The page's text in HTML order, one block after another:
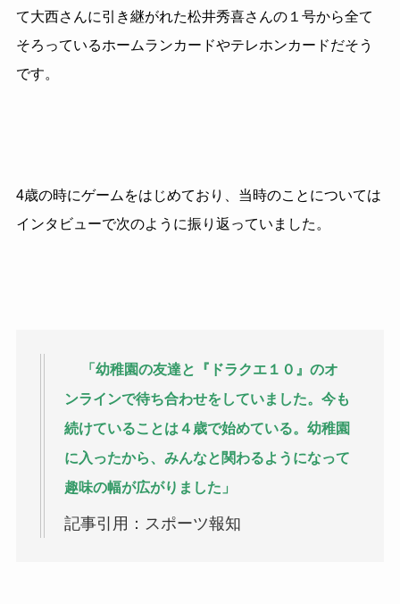
て大西さんに引き継がれた松井秀喜さんの１号から全て
そろっているホームランカードやテレホンカードだそう
です。
4歳の時にゲームをはじめており、当時のことについては
インタビューで次のように振り返っていました。
「幼稚園の友達と『ドラクエ１０』のオ
ンラインで待ち合わせをしていました。今も
続けていることは４歳で始めている。幼稚園
に入ったから、みんなと関わるようになって
趣味の幅が広がりました」
記事引用：スポーツ報知